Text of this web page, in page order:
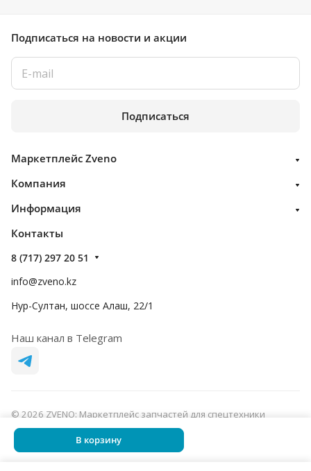
В корзину
Подписаться на новости и акции
Подписаться
Маркетплейс Zveno
Компания
Информация
Контакты
8 (717) 297 20 51
info@zveno.kz
Нур-Султан, шоссе Алаш, 22/1
Наш канал в Telegram
© 2026 ZVENO: Маркетплейс запчастей для спецтехники
Конфиденциальность
Оферта